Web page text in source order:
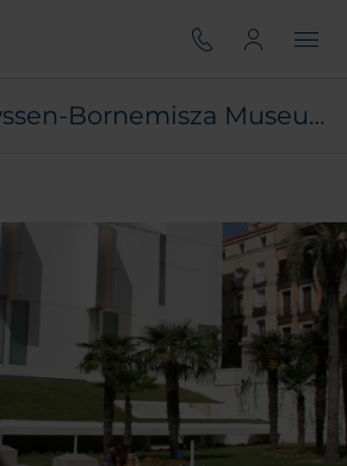
Tour of Thyssen-Bornemisza Museum